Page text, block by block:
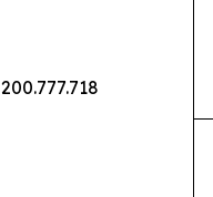
200.777.718